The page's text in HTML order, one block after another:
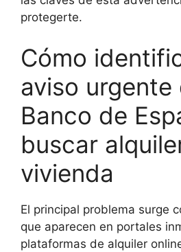
protegerte.
Cómo
aviso urgente
Banco de
buscar
vivienda
El principal problema surge
que aparecen en portales
plataformas de alquiler